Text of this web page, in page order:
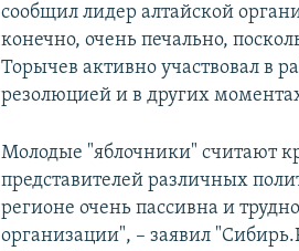
сообщил лидер алтайской
конечно, очень печально,
Торычев активно участвовал в
резолюцией и в других
Молодые "яблочники" считают
представителей различных
регионе очень пассивна и
организации", – заявил